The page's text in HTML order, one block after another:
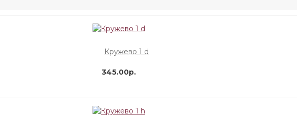
Кружево 1 d
345.00р.